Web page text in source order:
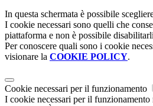
In questa schermata è possibile
I cookie necessari sono quelli che
piattaforma e non è possibile
Per conoscere quali sono i cookie
visionare la COOKIE POLICY.
Cookie necessari per il funzionamento
I cookie necessari per il funzionamento